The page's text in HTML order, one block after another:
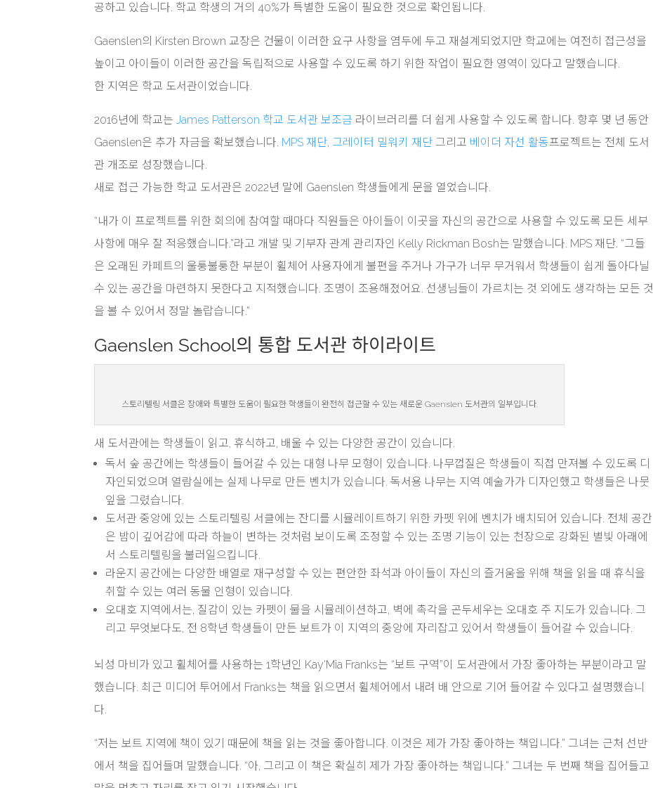
공하고 있습니다. 학교 학생의 거의 40%가 특별한 도움이 필요한 것으로 확인됩니다.
Gaenslen의 Kirsten Brown 교장은 건물이 이러한 요구 사항을 염두에 두고 재설계되었지만 학교에는 여전히 접근성을
높이고 아이들이 이러한 공간을 독립적으로 사용할 수 있도록 하기 위한 작업이 필요한 영역이 있다고 말했습니다.
한 지역은 학교 도서관이었습니다.
2016년에 학교는James Patterson 학교 도서관 보조금 라이브러리를 더 쉽게 사용할 수 있도록 합니다. 향후 몇 년 동안
Gaenslen은 추가 자금을 확보했습니다. MPS 재단, 그레이터 밀워키 재단 그리고 베이더 자선 활동프로젝트는 전체 도서
관 개조로 성장했습니다.
새로 접근 가능한 학교 도서관은 2022년 말에 Gaenslen 학생들에게 문을 열었습니다.
“내가 이 프로젝트를 위한 회의에 참여할 때마다 직원들은 아이들이 이곳을 자신의 공간으로 사용할 수 있도록 모든 세부
사항에 매우 잘 적응했습니다.”라고 개발 및 기부자 관계 관리자인 Kelly Rickman Bosh는 말했습니다. MPS 재단. “그들
은 오래된 카페트의 울퉁불퉁한 부분이 휠체어 사용자에게 불편을 주거나 가구가 너무 무거워서 학생들이 쉽게 돌아다닐
수 있는 공간을 마련하지 못한다고 지적했습니다. 조명이 조용해졌어요. 선생님들이 가르치는 것 외에도 생각하는 모든 것
을 볼 수 있어서 정말 놀랍습니다.”
Gaenslen School의 통합 도서관 하이라이트
스토리텔링 서클은 장애와 특별한 도움이 필요한 학생들이 완전히 접근할 수 있는 새로운 Gaenslen 도서관의 일부입니다.
새 도서관에는 학생들이 읽고, 휴식하고, 배울 수 있는 다양한 공간이 있습니다.
독서 숲 공간에는 학생들이 들어갈 수 있는 대형 나무 모형이 있습니다. 나무껍질은 학생들이 직접 만져볼 수 있도록 디
자인되었으며 열람실에는 실제 나무로 만든 벤치가 있습니다. 독서용 나무는 지역 예술가가 디자인했고 학생들은 나뭇
잎을 그렸습니다.
도서관 중앙에 있는 스토리텔링 서클에는 잔디를 시뮬레이트하기 위한 카펫 위에 벤치가 배치되어 있습니다. 전체 공간
은 밤이 깊어감에 따라 하늘이 변하는 것처럼 보이도록 조정할 수 있는 조명 기능이 있는 천장으로 강화된 별빛 아래에
서 스토리텔링을 불러일으킵니다.
라운지 공간에는 다양한 배열로 재구성할 수 있는 편안한 좌석과 아이들이 자신의 즐거움을 위해 책을 읽을 때 휴식을
취할 수 있는 여러 동물 인형이 있습니다.
오대호 지역에서는, 질감이 있는 카펫이 물을 시뮬레이션하고, 벽에 촉각을 곤두세우는 오대호 주 지도가 있습니다. 그
리고 무엇보다도, 전 8학년 학생들이 만든 보트가 이 지역의 중앙에 자리잡고 있어서 학생들이 들어갈 수 있습니다.
뇌성 마비가 있고 휠체어를 사용하는 1학년인 Kay’Mia Franks는 “보트 구역”이 도서관에서 가장 좋아하는 부분이라고 말
했습니다. 최근 미디어 투어에서 Franks는 책을 읽으면서 휠체어에서 내려 배 안으로 기어 들어갈 수 있다고 설명했습니
다.
“저는 보트 지역에 책이 있기 때문에 책을 읽는 것을 좋아합니다. 이것은 제가 가장 좋아하는 책입니다.” 그녀는 근처 선반
에서 책을 집어들며 말했습니다. “아, 그리고 이 책은 확실히 제가 가장 좋아하는 책입니다.” 그녀는 두 번째 책을 집어들고